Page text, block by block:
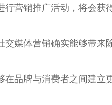
行营销推广活动，将会获
媒体营销确实能够带来
品牌与消费者之间建立